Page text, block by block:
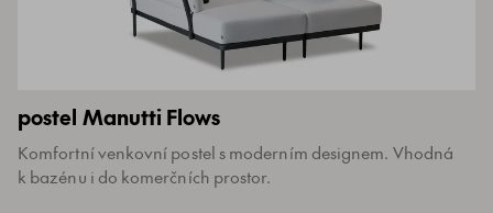
postel Manutti Flows
Komfortní venkovní postel s moderním designem. Vhodná
k bazénu i do komerčních prostor.